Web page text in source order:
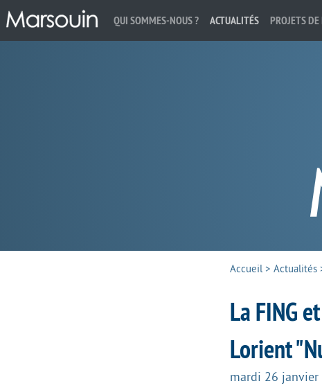
QUI SOMMES-NOUS ? ACTUALITÉS PROJETS DE
Accueil> Actualités
La FING
Lorient
mardi 26 janvier